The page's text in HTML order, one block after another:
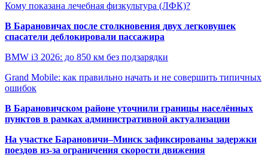
Кому показана лечебная физкультура (ЛФК)?
В Барановичах после столкновения двух легковушек
спасатели деблокировали пассажира
BMW i3 2026: до 850 км без подзарядки
Grand Mobile: как правильно начать и не совершить типичных
ошибок
В Барановичском районе уточнили границы населённых
пунктов в рамках административной актуализации
На участке Барановичи–Минск зафиксированы задержки
поездов из-за ограничения скорости движения